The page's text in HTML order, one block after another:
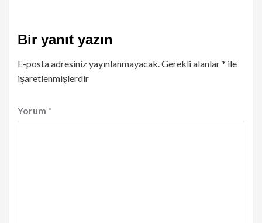
Bir yanıt yazın
E-posta adresiniz yayınlanmayacak. Gerekli alanlar* ile
işaretlenmişlerdir
Yorum *